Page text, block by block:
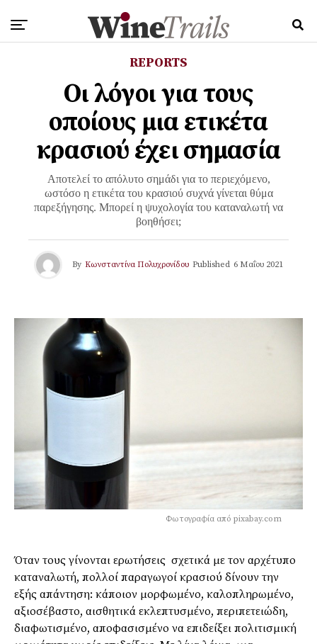
REPORTS
Οι λόγοι για τους
οποίους μια ετικέτα
κρασιού έχει σημασία
Αποτελεί το απόλυτο σημάδι για το περιεχόμενο,
ωστόσο η ετικέτα του κρασιού συχνά γίνεται θύμα
παρεξήγησης. Μπορεί η ψυχολογία του καταναλωτή να
βοηθήσει;
By Κωνσταντίνα Πολυχρονίδου Published 6 Μαΐου 2021
Φωτογραφία από pixabay.com
Όταν τους γίνονται ερωτήσεις σχετικά με τον αρχέτυπο
καταναλωτή, πολλοί παραγωγοί κρασιού δίνουν την
εξής απάντηση: κάποιον μορφωμένο, καλοπληρωμένο,
αξιοσέβαστο, αισθητικά εκλεπτυσμένο, περιπετειώδη,
διαφωτισμένο, αποφασισμένο να επιδείξει πολιτισμική